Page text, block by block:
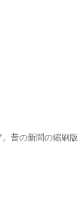
昔の新聞の縮刷版